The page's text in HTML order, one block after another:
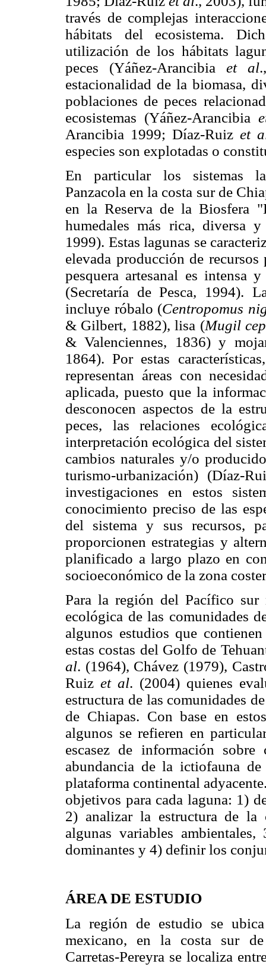
través de complejas
hábitats del ecosistema.
utilización de los hábitats
peces (Yáñez-Arancibia et al
estacionalidad de la biomasa,
poblaciones de peces
ecosistemas (Yáñez-Arancibia
Arancibia 1999; Díaz-Ruizet
especies son explotadas o
En particular los sistemas
Panzacola en la costa sur de
en la Reserva de la Biosfera
humedales más rica, diversa
1999). Estas lagunas se
elevada producción de
pesquera artesanal es intensa
(Secretaría de Pesca, 1994).
incluye róbalo (Centropomus
& Gilbert, 1882), lisa (Mugil
& Valenciennes, 1836) y
1864). Por estas
representan áreas con
aplicada, puesto que la
desconocen aspectos de la
peces, las relaciones
interpretación ecológica del
cambios naturales y/o
turismo-urbanización) (Díaz-
investigaciones en estos
conocimiento preciso de las
del sistema y sus recursos,
proporcionen estrategias y
planificado a largo plazo en
socioeconómico de la zona
Para la región del Pacífico sur
ecológica de las comunidades
algunos estudios que
estas costas del Golfo de
al. (1964), Chávez (1979),
Ruizet al. (2004) quienes
estructura de las comunidades
de Chiapas. Con base en
algunos se refieren en
escasez de información
abundancia de la ictiofauna
plataforma continental
objetivos para cada laguna: 1)
2) analizar la estructura de la
algunas variables
dominantes y 4) definir los
ÁREA DE ESTUDIO
La región de estudio se
mexicano, en la costa sur de
Carretas-Pereyra se localiza